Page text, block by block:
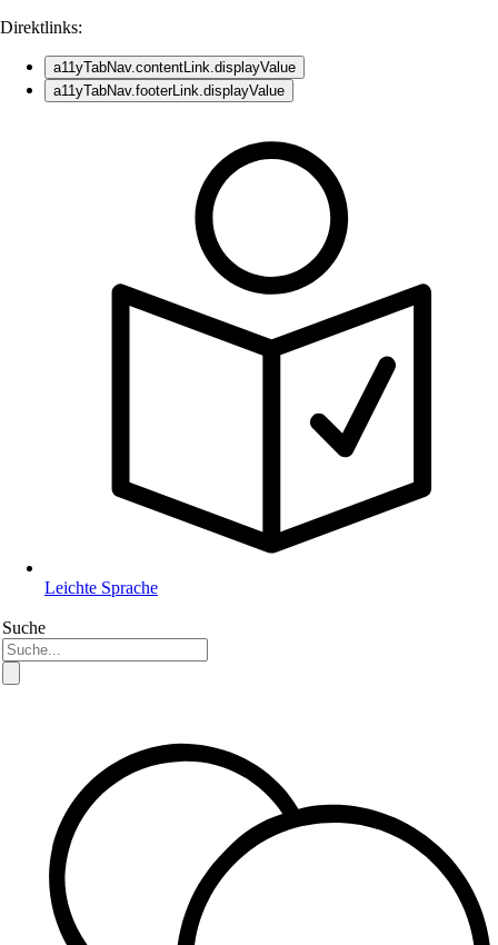
Direktlinks:
a11yTabNav.contentLink.displayValue
a11yTabNav.footerLink.displayValue
Leichte Sprache
Suche